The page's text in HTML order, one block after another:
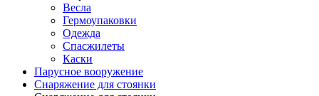
Весла
Гермоупаковки
Одежда
Спасжилеты
Каски
Парусное вооружение
Снаряжение для стоянки